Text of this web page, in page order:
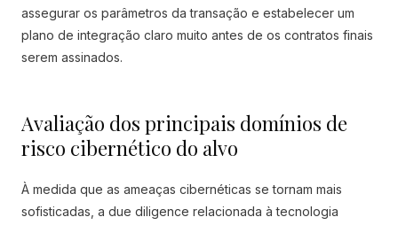
assegurar os parâmetros da transação e estabelecer um
plano de integração claro muito antes de os contratos finais
serem assinados.
Avaliação dos principais domínios de
risco cibernético do alvo
À medida que as ameaças cibernéticas se tornam mais
sofisticadas, a due diligence relacionada à tecnologia